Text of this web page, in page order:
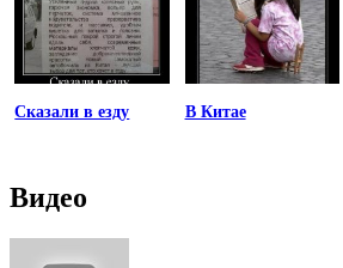
Сказали в езду В Китае
Видео